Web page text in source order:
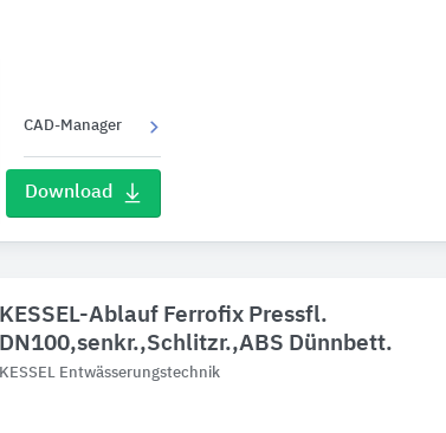
CAD-Manager
Download
KESSEL-Ablauf Ferrofix Pressfl.
DN100,senkr.,Schlitzr.,ABS Dünnbett.
KESSEL Entwässerungstechnik